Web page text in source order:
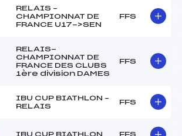
RELAIS –
CHAMPIONNAT DE
FRANCE U17->SEN
FFS
RELAIS-
CHAMPIONNAT DE
FRANCE DES CLUBS
1ère division DAMES
FFS
IBU CUP BIATHLON –
RELAIS
FFS
IBU CUP BIATHLON FFS